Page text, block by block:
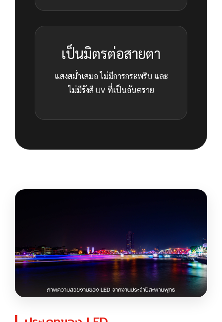
เป็นมิตรต่อสายตา
แสงสม่ำเสมอ ไม่มีการกระพริบ และ
ไม่มีรังสี UV ที่เป็นอันตราย